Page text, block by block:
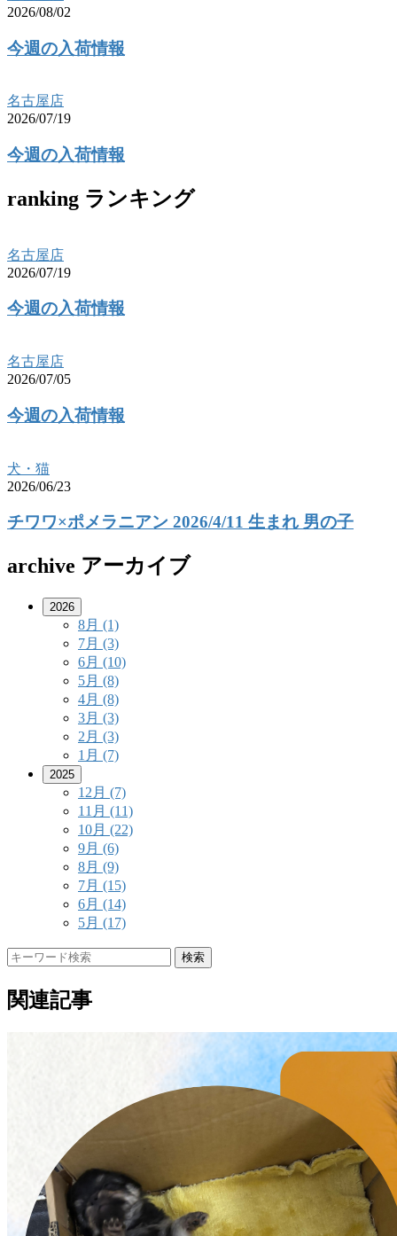
2026/08/02
今週の入荷情報
名古屋店
2026/07/19
今週の入荷情報
ranking ランキング
名古屋店
2026/07/19
今週の入荷情報
名古屋店
2026/07/05
今週の入荷情報
犬・猫
2026/06/23
チワワ×ポメラニアン 2026/4/11 生まれ 男の子
archive アーカイブ
2026
8月 (1)
7月 (3)
6月 (10)
5月 (8)
4月 (8)
3月 (3)
2月 (3)
1月 (7)
2025
12月 (7)
11月 (11)
10月 (22)
9月 (6)
8月 (9)
7月 (15)
6月 (14)
5月 (17)
検索
関連記事